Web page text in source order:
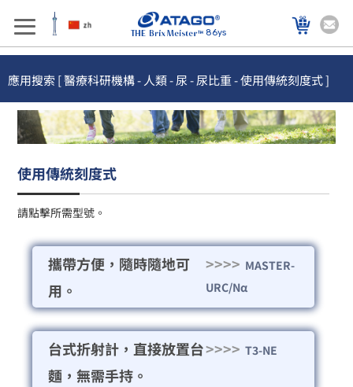
86ys
應用搜索 [ 醫療科研機構 - 人類 - 尿 - 尿比重 - 使用傳統刻度式 ]
使用傳統刻度式
請點擊所需型號。
攜帶方便，隨時隨地可
用。
>>>> MASTER-
URC/Nα
台式折射計，直接放置台
麵，無需手持。
>>>> T3-NE